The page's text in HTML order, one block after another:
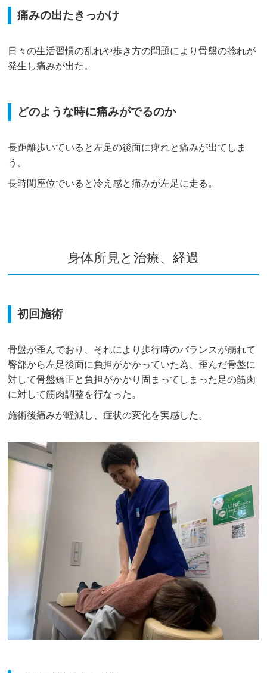
痛みの出たきっかけ
日々の生活習慣の乱れや歩き方の問題により骨盤の捻れが
発生し痛みが出た。
どのような時に痛みがでるのか
長距離歩いていると左足の後面に痺れと痛みが出てしま
う。
長時間座位でいると冷え感と痛みが左足に走る。
身体所見と治療、経過
初回施術
骨盤が歪んでおり、それにより歩行時のバランスが崩れて
臀部から左足後面に負担がかかっていた為、歪んだ骨盤に
対して骨盤矯正と負担がかかり固まってしまった足の筋肉
に対して筋肉調整を行なった。
施術後痛みが軽減し、症状の変化を実感した。